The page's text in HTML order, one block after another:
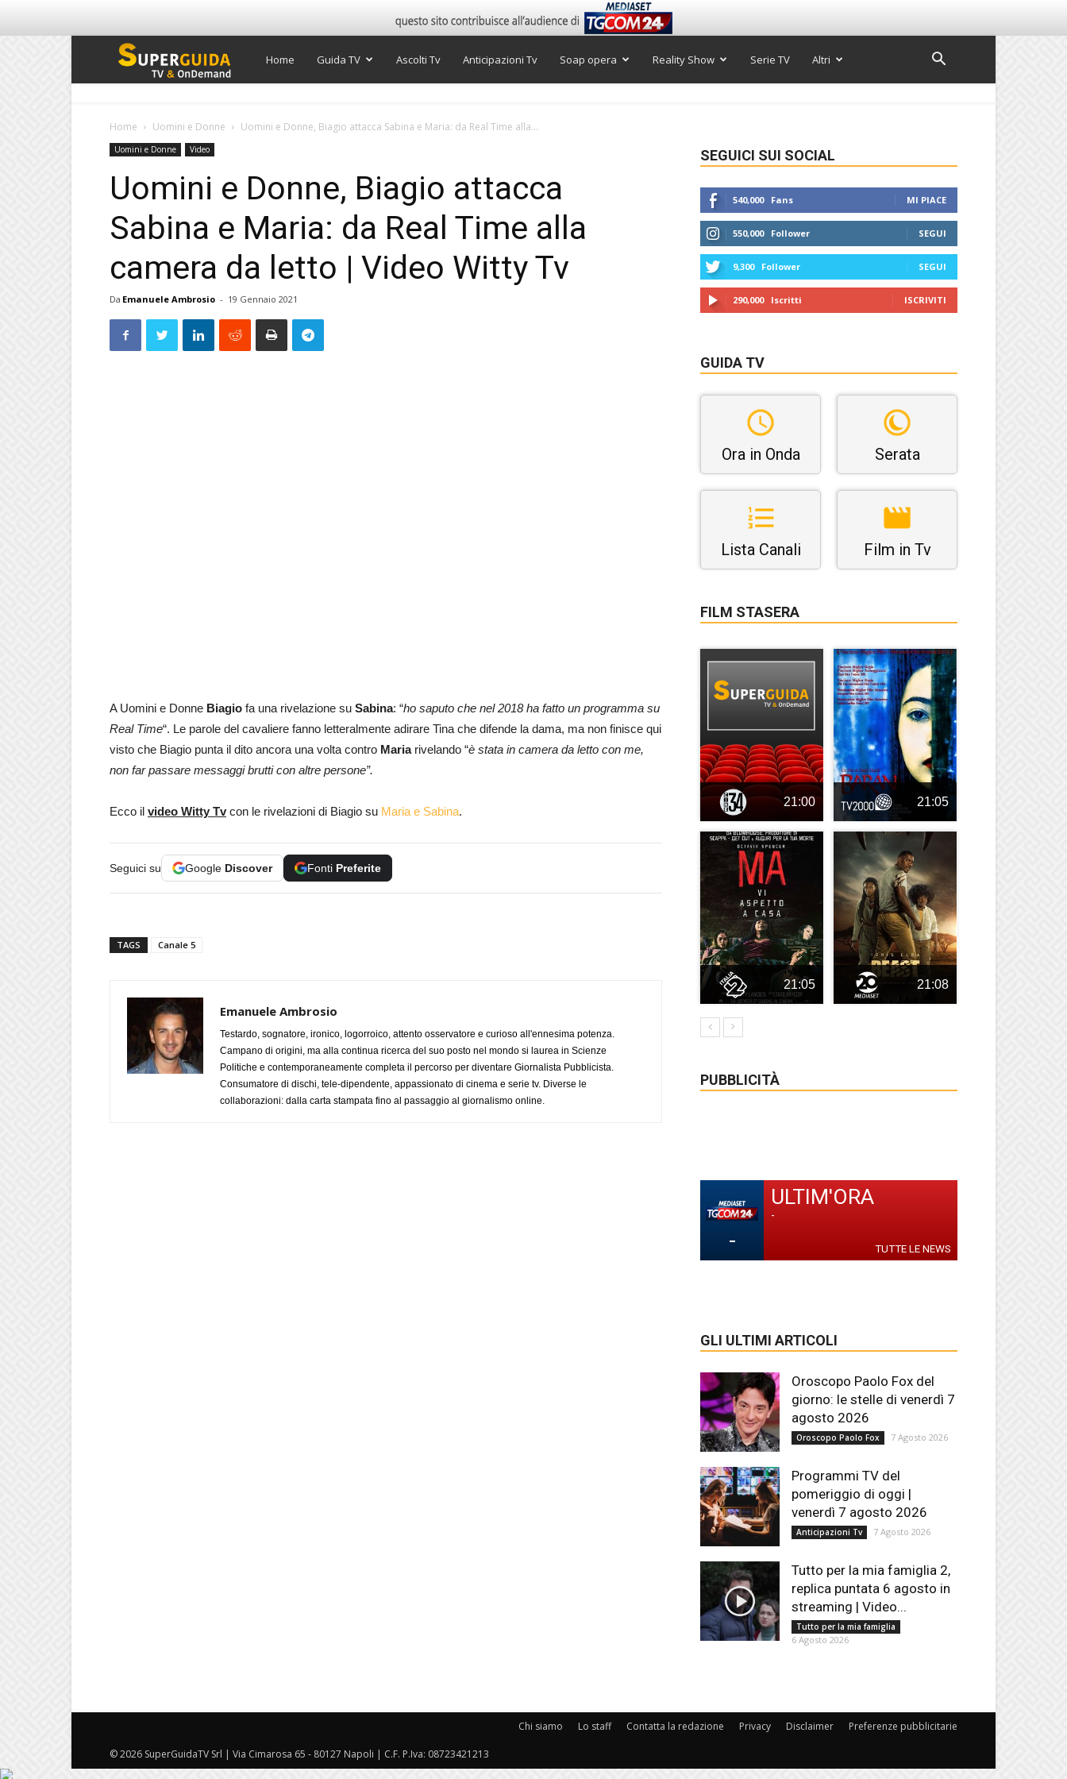
Super
Home Guida TV Ascolti Tv Anticipazioni Tv Soap opera Reality Show Serie TV Altri
Home Uomini e Donne Uomini e Donne, Biagio attacca Sabina e Maria: da Real Time alla...
Uomini e Donne Video
Uomini e Donne, Biagio attacca
Sabina e Maria: da Real Time alla
camera da letto | Video Witty Tv
Da Emanuele Ambrosio - 19 Gennaio 2021
A Uomini e Donne Biagio fa una rivelazione su Sabina: “ho saputo che nel 2018 ha fatto un programma su
Real Time“. Le parole del cavaliere fanno letteralmente adirare Tina che difende la dama, ma non finisce qui
visto che Biagio punta il dito ancora una volta contro Mariarivelando “è stata in camera da letto con me,
non far passare messaggi brutti con altre persone”.
Ecco il video Witty Tvcon le rivelazioni di Biagio su Maria e Sabina.
Seguici su Google Discover Fonti Preferite
TAGS Canale 5
Emanuele Ambrosio
Testardo, sognatore, ironico, logorroico, attento osservatore e curioso all'ennesima potenza.
Campano di origini, ma alla continua ricerca del suo posto nel mondo si laurea in Scienze
Politiche e contemporaneamente completa il percorso per diventare Giornalista Pubblicista.
Consumatore di dischi, tele-dipendente, appassionato di cinema e serie tv. Diverse le
collaborazioni: dalla carta stampata fino al passaggio al giornalismo online.
SEGUICI SUI SOCIAL
540,000 Fans MI PIACE
550,000 Follower SEGUI
9,300 Follower SEGUI
290,000 Iscritti ISCRIVITI
GUIDA TV
Ora in Onda Serata
Lista Canali Film in Tv
FILM STASERA
21:00 21:05
21:05 21:08
PUBBLICITÀ
-
ULTIM'ORA
-
TUTTE LE NEWS
GLI ULTIMI ARTICOLI
Oroscopo Paolo Fox del
giorno: le stelle di venerdì 7
agosto 2026
Oroscopo Paolo Fox 7 Agosto 2026
Programmi TV del
pomeriggio di oggi |
venerdì 7 agosto 2026
Anticipazioni Tv 7 Agosto 2026
Tutto per la mia famiglia 2,
replica puntata 6 agosto in
streaming | Video...
Tutto per la mia famiglia
6 Agosto 2026
Chi siamo Lo staff Contatta la redazione Privacy Disclaimer Preferenze pubblicitarie
© 2026 SuperGuidaTV Srl | Via Cimarosa 65 - 80127 Napoli | C.F. P.Iva: 08723421213